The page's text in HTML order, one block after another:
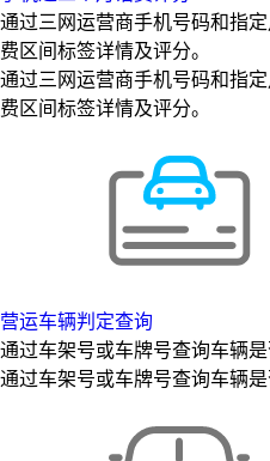
通过三网运营商手机号码和指
费区间标签详情及评分。
通过三网运营商手机号码和指
费区间标签详情及评分。
营运车辆判定查询
通过车架号或车牌号查询车辆
通过车架号或车牌号查询车辆